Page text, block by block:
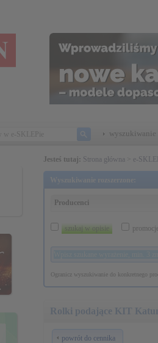
wyszukiwanie
Jesteś tutaj: Strona główna > e-
Wyszukiwanie rozszerzone:
Producenci
szukaj w opisie
Ogranicz wyszukiwanie do konkretnego
Rolki podające KIT
powrót do cennika